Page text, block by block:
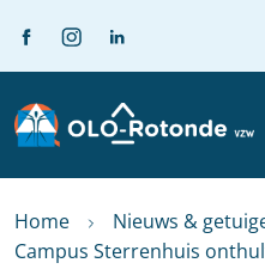
Home
Nieuws &
Campus Sterrenhuis